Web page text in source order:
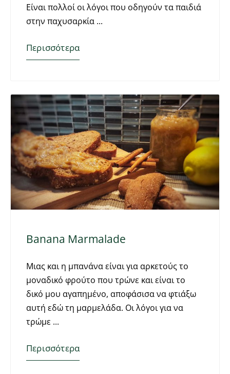
Είναι πολλοί οι λόγοι που οδηγούν τα παιδιά
στην παχυσαρκία
Περισσότερα
Banana Marmalade
Μιας και η μπανάνα είναι για αρκετούς το
μοναδικό φρούτο που τρώνε και είναι το
δικό μου αγαπημένο, αποφάσισα να φτιάξω
αυτή εδώ τη μαρμελάδα. Οι λόγοι για να
τρώμε
Περισσότερα